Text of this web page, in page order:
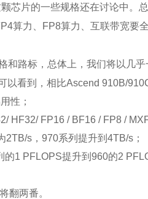
芯片的一些规格还在讨论中。
算力、FP8算力、互联带宽
和路标，总体上，我们将以几
以看到，相比Ascend 910B/
性；
HF32/ FP16 / BF16 / FP8 /
s，970系列提升到4TB/s；
1 PFLOPS提升到960的2
翻两番。